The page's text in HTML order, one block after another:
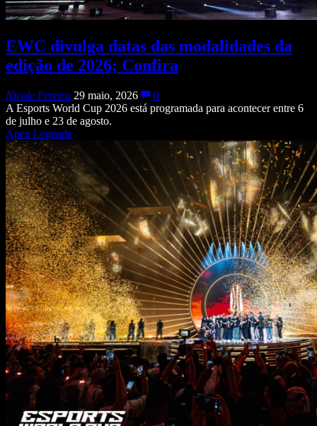
EWC divulga datas das modalidades da
edição de 2026; Confira
Nicole Pereira 29 maio, 2026
0
A Esports World Cup 2026 está programada para acontecer entre 6
de julho e 23 de agosto.
Apex Legends